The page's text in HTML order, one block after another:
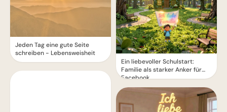
Jeden Tag eine gute Seite
schreiben - Lebensweisheit
Ein liebevoller Schulstart:
Familie als starker Anker für
Facebook